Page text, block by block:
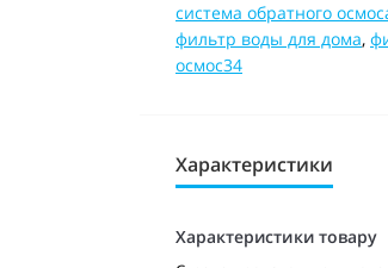
система обратного
фильтр воды для дома,
осмос34
Характеристики
Характеристики товару